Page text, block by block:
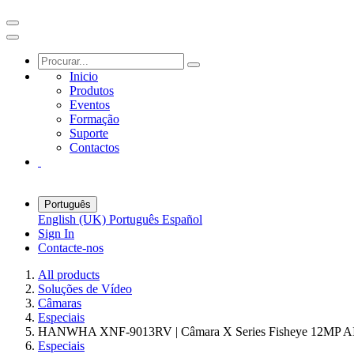
Inicio
Produtos
Eventos
Formação
Suporte
Contactos
Português
English (UK) Português Español
Sign In
Contacte-nos
All products
Soluções de Vídeo
Câmaras
Especiais
HANWHA XNF-9013RV | Câmara X Series Fisheye 12MP
Especiais